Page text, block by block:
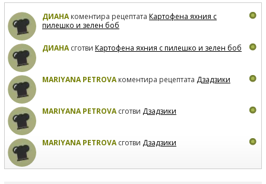
ДИАНАкоментира рецептата Картофена яхния с
пилешко и зелен боб
ДИАНАсготви Картофена яхния с пилешко и зелен боб
MARIYANA PETROVAкоментира рецептата Дзадзики
MARIYANA PETROVAсготви Дзадзики
MARIYANA PETROVAсготви Дзадзики